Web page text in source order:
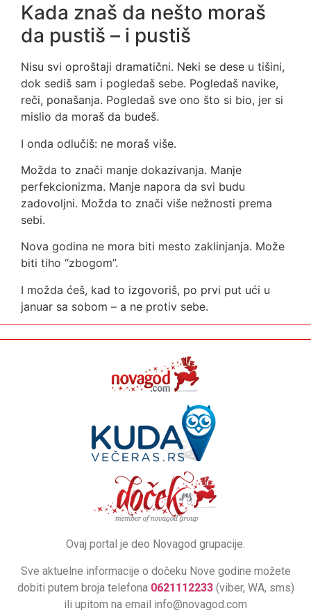
Kada znaš da nešto moraš
da pustiš – i pustiš
Nisu svi oproštaji dramatični. Neki se dese u tišini,
dok sediš sam i pogledaš sebe. Pogledaš navike,
reči, ponašanja. Pogledaš sve ono što si bio, jer si
mislio da moraš da budeš.
I onda odlučiš: ne moraš više.
Možda to znači manje dokazivanja. Manje
perfekcionizma. Manje napora da svi budu
zadovoljni. Možda to znači više nežnosti prema
sebi.
Nova godina ne mora biti mesto zaklinjanja. Može
biti tiho “zbogom”.
I možda ćeš, kad to izgovoriš, po prvi put ući u
januar sa sobom – a ne protiv sebe.
Ovaj portal je deo Novagod grupacije.
Sve aktuelne informacije o dočeku Nove godine možete
dobiti putem broja telefona 0621112233(viber, WA, sms)
ili upitom na email info@novagod.com